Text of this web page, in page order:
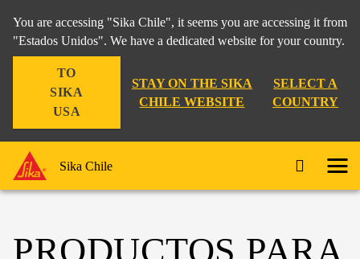
You are accessing "Sika Chile", it seems you are accessing it from
"Estados Unidos". We have a dedicated website for your country.
TO
SIKA
USA
STAY ON THE SIKA
CHILE WEBSITE
SELECT A
COUNTRY
Sika Chile
PRODUCTOS PARA